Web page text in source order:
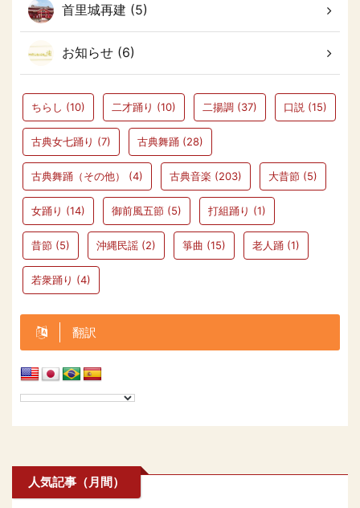
首里城再建 (5)
お知らせ (6)
ちらし (10) 二才踊り (10) 二揚調 (37) 口説 (15)
古典女七踊り (7) 古典舞踊 (28)
古典舞踊（その他） (4) 古典音楽 (203) 大昔節 (5)
女踊り (14) 御前風五節 (5) 打組踊り (1)
昔節 (5) 沖縄民謡 (2) 箏曲 (15) 老人踊 (1)
若衆踊り (4)
翻訳
人気記事（月間）